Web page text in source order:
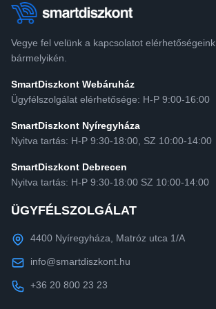
Vegye fel velünk a kapcsolatot elérhetőségeink
bármelyikén.
SmartDiszkont Webáruház
Ügyfélszolgálat elérhetősége: H-P 9:00-16:00
SmartDiszkont Nyíregyháza
Nyitva tartás: H-P 9:30-18:00, SZ 10:00-14:00
SmartDiszkont Debrecen
Nyitva tartás: H-P 9:30-18:00 SZ 10:00-14:00
ÜGYFÉLSZOLGÁLAT
4400 Nyíregyháza, Matróz utca 1/A
info@smartdiszkont.hu
+36 20 800 23 23